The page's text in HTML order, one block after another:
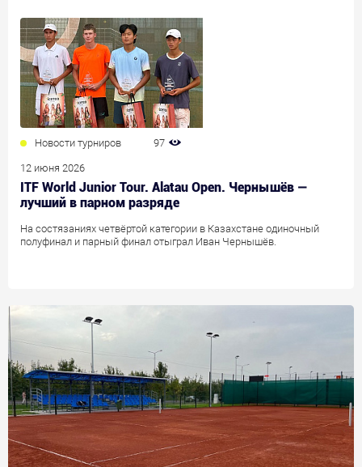
Новости турниров 97
12 июня 2026
ITF World Junior Tour. Alatau Open. Чернышёв —
лучший в парном разряде
На состязаниях четвёртой категории в Казахстане одиночный
полуфинал и парный финал отыграл Иван Чернышёв.